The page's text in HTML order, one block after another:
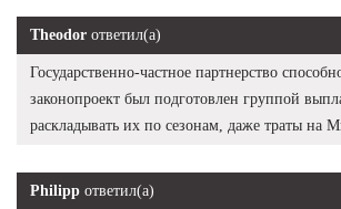
Theodor ответил(а)
Государственно-частное партнерство
законопроект был подготовлен группой
раскладывать их по сезонам, даже траты на
Philipp ответил(а)